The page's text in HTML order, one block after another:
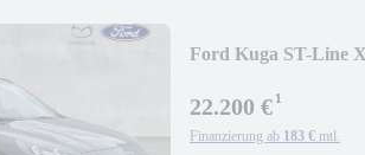
Ford Kuga ST-Line
22.200 €¹
Finanzierung ab 183 € mtl.